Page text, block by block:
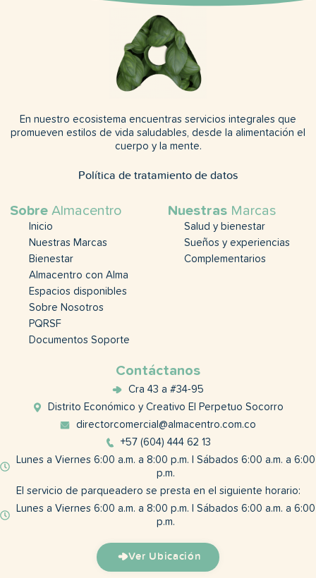
En nuestro ecosistema encuentras servicios integrales que
promueven estilos de vida saludables, desde la alimentación el
cuerpo y la mente.
Política de tratamiento de datos
Sobre Almacentro
Inicio
Nuestras Marcas
Bienestar
Almacentro con Alma
Espacios disponibles
Sobre Nosotros
PQRSF
Documentos Soporte
Nuestras Marcas
Salud y bienestar
Sueños y experiencias
Complementarios
Contáctanos
Cra 43 a #34-95
Distrito Económico y Creativo El Perpetuo Socorro
directorcomercial@almacentro.com.co
+57 (604) 444 62 13
Lunes a Viernes 6:00 a.m. a 8:00 p.m. | Sábados 6:00 a.m. a 6:00
p.m.
El servicio de parqueadero se presta en el siguiente horario:
Lunes a Viernes 6:00 a.m. a 8:00 p.m. | Sábados 6:00 a.m. a 6:00
p.m.
Ver Ubicación